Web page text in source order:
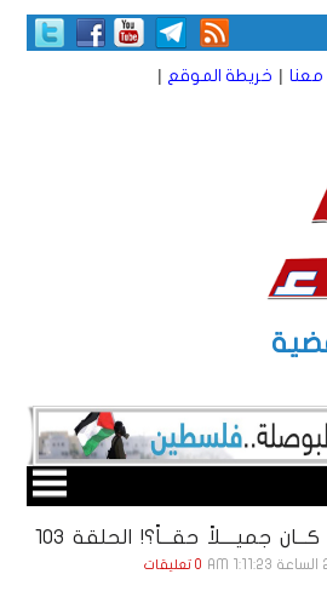
معنا | خريطة الموقع |
جميــــلاً حقـــاً؟! الحلقة ١٠3
0 تعليقات